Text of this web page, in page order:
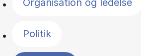
Organisation og ledelse
Politik